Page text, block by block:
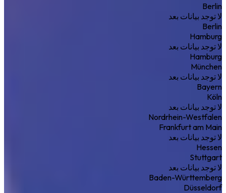
Berlin
لا توجد بيانات بعد
Berlin
Hamburg
لا توجد بيانات بعد
Hamburg
München
لا توجد بيانات بعد
Bayern
Köln
لا توجد بيانات بعد
Nordrhein-Westfalen
Frankfurt am Main
لا توجد بيانات بعد
Hessen
Stuttgart
لا توجد بيانات بعد
Baden-Württemberg
Düsseldorf